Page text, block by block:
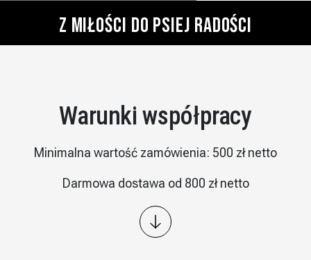
Z MIŁOŚCI DO PSIEJ RADOŚCI
Warunki współpracy
Minimalna wartość zamówienia: 500 zł netto
Darmowa dostawa od 800 zł netto
Wysyłka: kurier InPost